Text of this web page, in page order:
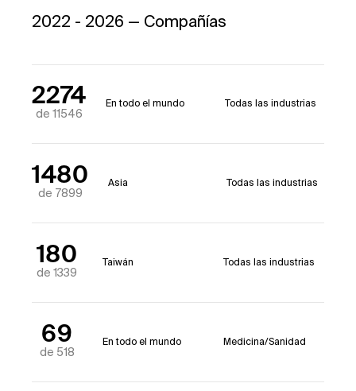
2022 - 2026 — Compañías
2274
de 11546
En todo el mundo Todas las industrias
1480
de 7899
Asia Todas las industrias
180
de 1339
Taiwán Todas las industrias
69
de 518
En todo el mundo Medicina/Sanidad